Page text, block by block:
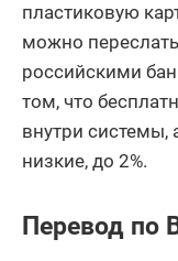
пластиковую
можно
российскими
том, что
внутри
низкие, до 2%.
Перевод по